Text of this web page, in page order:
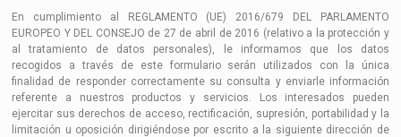
En cumplimiento al REGLAMENTO (UE) 2016/679 DEL PARLAMENTO
EUROPEO Y DEL CONSEJO de 27 de abril de 2016 (relativo a la protección y
al tratamiento de datos personales), le informamos que los datos
recogidos a través de este formulario serán utilizados con la única
finalidad de responder correctamente su consulta y enviarle información
referente a nuestros productos y servicios. Los interesados pueden
ejercitar sus derechos de acceso, rectificación, supresión, portabilidad y la
limitación u oposición dirigiéndose por escrito a la siguiente dirección de